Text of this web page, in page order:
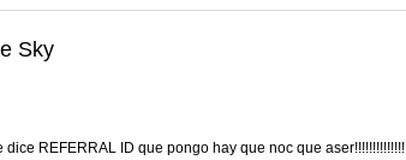
Sky
REFERRAL ID que pongo hay que noc que aser!!!!!!!!!!!!!!